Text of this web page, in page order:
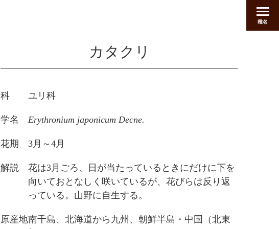
カタクリ
科 ユリ科
学名 Erythronium japonicum Decne.
花期 3月～4月
解説
花は3月ごろ、日が当たっているときにだけに下を
向いておとなしく咲いているが、花びらは反り返
っている。山野に自生する。
原産地南千島、北海道から九州、朝鮮半島・中国（北東
種名